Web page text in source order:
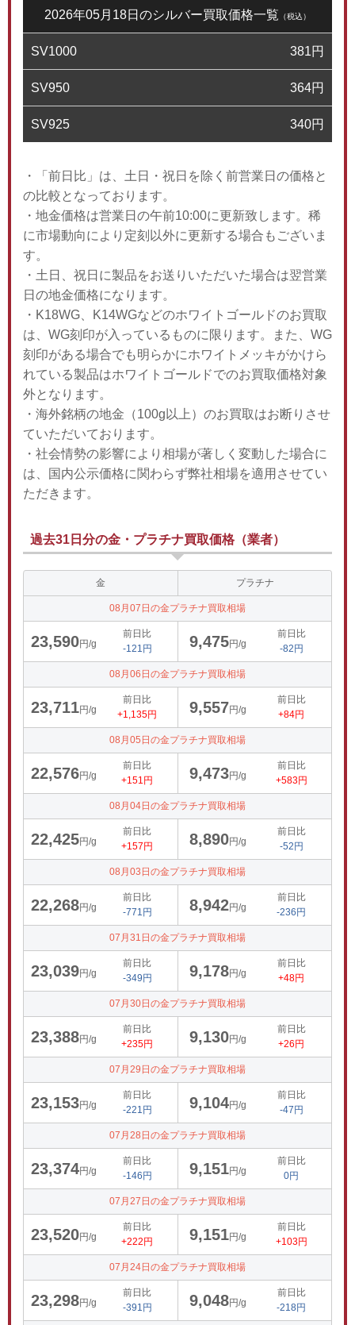
2026年05月18日のシルバー買取価格一覧 （税込）
SV1000 381円
SV950 364円
SV925 340円
・「前日比」は、土日・祝日を除く前営業日の価格と
の比較となっております。
・地金価格は営業日の午前10:00に更新致します。稀
に市場動向により定刻以外に更新する場合もございま
す。
・土日、祝日に製品をお送りいただいた場合は翌営業
日の地金価格になります。
・K18WG、K14WGなどのホワイトゴールドのお買取
は、WG刻印が入っているものに限ります。また、WG
刻印がある場合でも明らかにホワイトメッキがかけら
れている製品はホワイトゴールドでのお買取価格対象
外となります。
・海外銘柄の地金（100g以上）のお買取はお断りさせ
ていただいております。
・社会情勢の影響により相場が著しく変動した場合に
は、国内公示価格に関わらず弊社相場を適用させてい
ただきます。
過去31日分の金・プラチナ買取価格（業者）
金 プラチナ
08月07日の金プラチナ買取相場
23,590円/g
前日比
-121円
9,475円/g
前日比
-82円
08月06日の金プラチナ買取相場
23,711円/g
前日比
+1,135円
9,557円/g
前日比
+84円
08月05日の金プラチナ買取相場
22,576円/g
前日比
+151円
9,473円/g
前日比
+583円
08月04日の金プラチナ買取相場
22,425円/g
前日比
+157円
8,890円/g
前日比
-52円
08月03日の金プラチナ買取相場
22,268円/g
前日比
-771円
8,942円/g
前日比
-236円
07月31日の金プラチナ買取相場
23,039円/g
前日比
-349円
9,178円/g
前日比
+48円
07月30日の金プラチナ買取相場
23,388円/g
前日比
+235円
9,130円/g
前日比
+26円
07月29日の金プラチナ買取相場
23,153円/g
前日比
-221円
9,104円/g
前日比
-47円
07月28日の金プラチナ買取相場
23,374円/g
前日比
-146円
9,151円/g
前日比
0円
07月27日の金プラチナ買取相場
23,520円/g
前日比
+222円
9,151円/g
前日比
+103円
07月24日の金プラチナ買取相場
23,298円/g
前日比
-391円
9,048円/g
前日比
-218円